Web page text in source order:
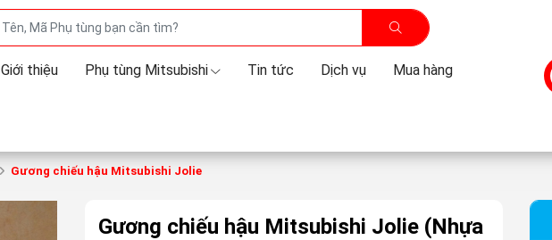
Giới thiệu Phụ tùng Mitsubishi Tin tức Dịch vụ Mua hàng
Gương chiếu hậu Mitsubishi Jolie
Gương chiếu hậu Mitsubishi Jolie (Nhựa